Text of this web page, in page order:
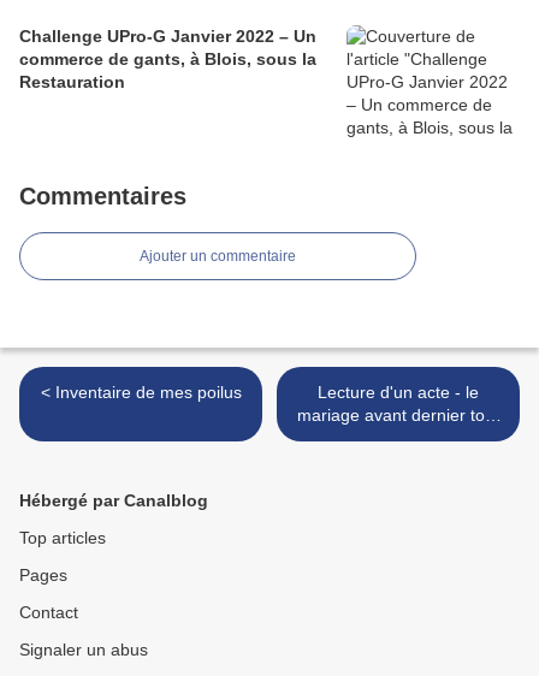
Challenge UPro-G Janvier 2022 – Un
commerce de gants, à Blois, sous la
Restauration
Commentaires
Ajouter un commentaire
< Inventaire de mes poilus
Lecture d'un acte - le
mariage avant dernier tour
>
Hébergé par Canalblog
Top articles
Pages
Contact
Signaler un abus